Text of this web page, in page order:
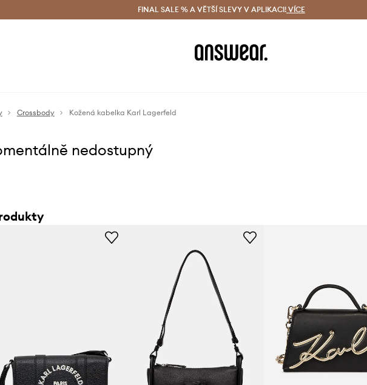
Doručení a vrácení zdarma (od 1800 Kč) Doručení i do 24 h
FINAL SALE % A VĚTŠÍ SLEVY V APLIKACI! VÍCE
Crossbody Kožená kabelka Karl Lagerfeld
nedostupný